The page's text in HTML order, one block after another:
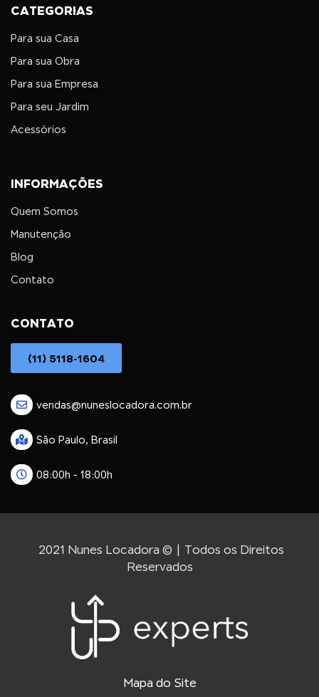
CATEGORIAS
Para sua Casa
Para sua Obra
Para sua Empresa
Para seu Jardim
Acessórios
INFORMAÇÕES
Quem Somos
Manutenção
Blog
Contato
CONTATO
(11) 5118-1604
vendas@nuneslocadora.com.br
São Paulo, Brasil
08:00h - 18:00h
2021 Nunes Locadora © | Todos os Direitos
Reservados
Mapa do Site